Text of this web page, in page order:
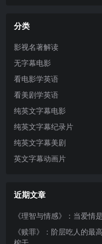
分类
影视名著解读
无字幕电影
看电影学英语
看美剧学英语
纯英文字幕电影
纯英文字幕纪录片
纯英文字幕美剧
英文字幕动画片
近期文章
《理智与情感》：当爱情
《赎罪》：阶层吃人的最